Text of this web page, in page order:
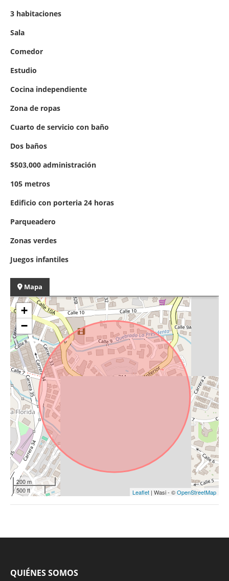
3 habitaciones
Sala
Comedor
Estudio
Cocina independiente
Zona de ropas
Cuarto de servicio con baño
Dos baños
$503,000 administración
105 metros
Edificio con porteria 24 horas
Parqueadero
Zonas verdes
Juegos infantiles
Mapa
+
−
200 m
500 ft
Leaflet | Wasi - ©OpenStreetMap
QUIÉNES SOMOS